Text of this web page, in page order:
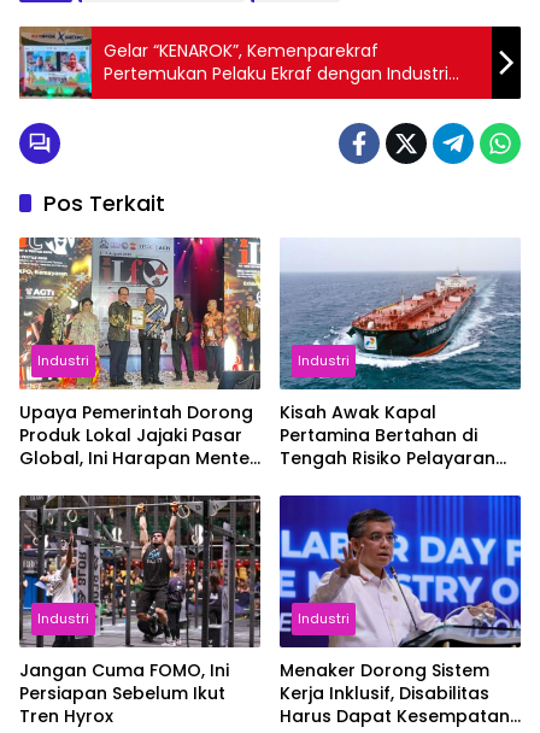
Gelar “KENAROK”, Kemenparekraf
Pertemukan Pelaku Ekraf dengan Industri
Pariwisata di Jawa Timur
Pos Terkait
Industri
Upaya Pemerintah Dorong
Produk Lokal Jajaki Pasar
Global, Ini Harapan Menteri
dan IGT Expo 2026
Industri
Kisah Awak Kapal
Pertamina Bertahan di
Tengah Risiko Pelayaran
Industri
Jangan Cuma FOMO, Ini
Persiapan Sebelum Ikut
Tren Hyrox
Industri
Menaker Dorong Sistem
Kerja Inklusif, Disabilitas
Harus Dapat Kesempatan